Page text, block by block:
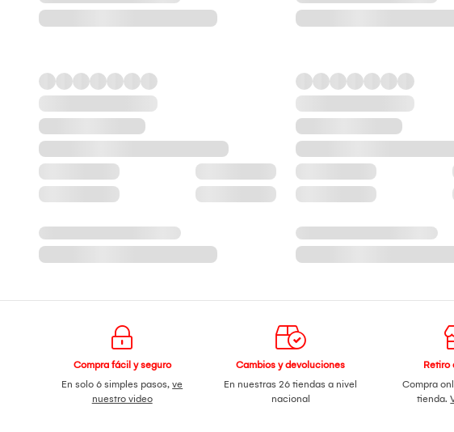
Compra fácil y seguro
En solo 6 simples pasos,ve
nuestro video
Cambios y devoluciones
En nuestras 26 tiendas a nivel
nacional
Retiro
Compra
tienda.